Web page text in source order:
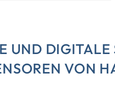
UND DIGITALE
VON